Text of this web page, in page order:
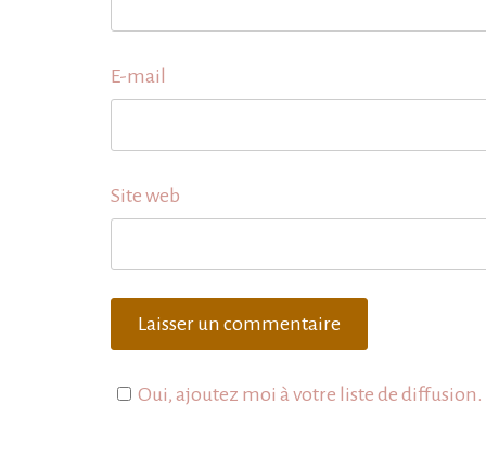
E-mail
Site web
Oui, ajoutez moi à votre liste de diffusion.